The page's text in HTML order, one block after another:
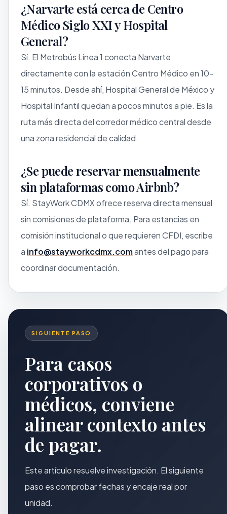
¿Narvarte está cerca de Centro
Médico Siglo XXI y Hospital
General?
Sí. El Metrobús Línea 1 conecta Narvarte
directamente con la estación Centro Médico en 10–
15 minutos. Desde ahí, Hospital General de México y
Hospital Infantil quedan a pocos minutos a pie. Es la
ruta más directa del corredor médico central desde
una zona residencial de calidad.
¿Se puede reservar mensualmente
sin plataformas como Airbnb?
Sí. StayWork CDMX ofrece reserva directa mensual
sin comisiones de plataforma. Para estancias en
comisión institucional o que requieren CFDI, escribe
a info@stayworkcdmx.comantes del pago para
coordinar documentación.
SIGUIENTE PASO
Para casos
corporativos o
médicos, conviene
alinear contexto antes
de pagar.
Este artículo resuelve investigación. El siguiente
paso es comprobar fechas y encaje real por
unidad.